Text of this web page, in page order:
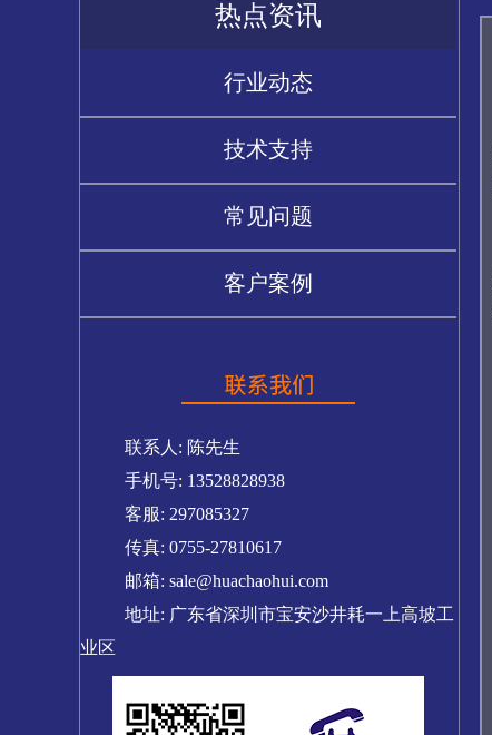
热点资讯
行业动态
技术支持
常见问题
客户案例
联系人: 陈先生
手机号: 13528828938
客服: 297085327
传真: 0755-27810617
邮箱: sale@huachaohui.com
地址: 广东省深圳市宝安沙井耗一上高坡工
业区